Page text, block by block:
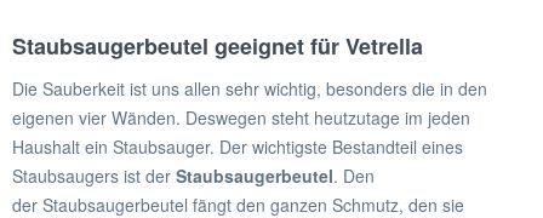
Staubsaugerbeutel geeignet für Vetrella
Die Sauberkeit ist uns allen sehr wichtig, besonders die in den
eigenen vier Wänden. Deswegen steht heutzutage im jeden
Haushalt ein Staubsauger. Der wichtigste Bestandteil eines
Staubsaugers ist der Staubsaugerbeutel. Den
der Staubsaugerbeutel fängt den ganzen Schmutz, den sie